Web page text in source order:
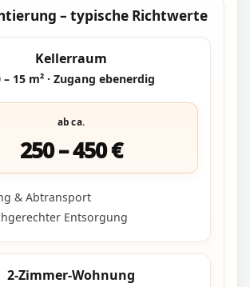
– typische Richtwerte
Kellerraum
– 15 m² · Zugang ebenerdig
ab ca.
250 – 450 €
& Abtransport
Entsorgung
2-Zimmer-Wohnung